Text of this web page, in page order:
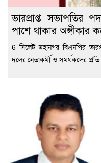
ভারপ্রাপ্ত সভাপতির
পাশে থাকার অঙ্গীকার
6 সিলেট মহানগর বিএনপির
দলের নেতাকর্মী ও সমর্থকদের